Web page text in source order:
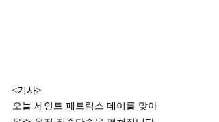
<기사>
오늘 세인트 패트릭스 데이를 맞아